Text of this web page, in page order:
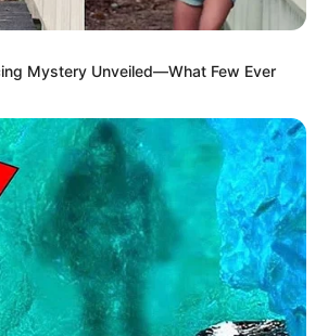
Mystery Unveiled—What Few Ever